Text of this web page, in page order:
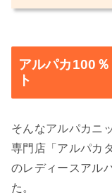
アルパカ100
ト
そんなアルパカニ
専門店「アルパカ
のレディースアル
た。